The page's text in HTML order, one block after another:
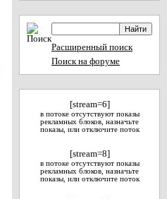
Расширенный поиск
Поиск на форуме
[stream=6]
в потоке отсутствуют показы
рекламных блоков, назначьте
показы, или отключите поток
[stream=8]
в потоке отсутствуют показы
рекламных блоков, назначьте
показы, или отключите поток